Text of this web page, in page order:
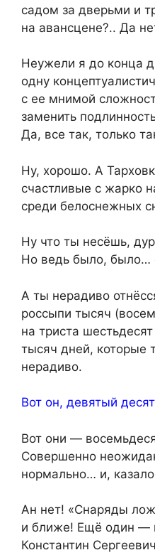
садом за дверьми и
на авансцене?.. Да
Неужели я до конца
одну
с ее мнимой
заменить
Да, все так, только
Ну, хорошо. А
счастливые с жарко
среди белоснежных
Ну что ты несёшь,
Но ведь было, было…
А ты нерадиво
россыпи тысяч
на триста
тысяч дней, которые
нерадиво.
Вот он, девятый
Вот они —
Совершенно
нормально… и,
Ан нет! «Снаряды
и ближе! Ещё один —
Константин